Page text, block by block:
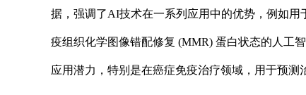
据，强调了AI技术在一系列应用中的优势，例如
疫组织化学图像错配修复 (MMR) 蛋白状态的人工
应用潜力，特别是在癌症免疫治疗领域，用于预测